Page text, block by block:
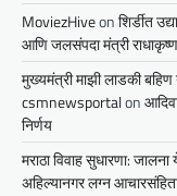
MoviezHiveonशिर्डीत
आणि जलसंपदा मंत्री
मुख्यमंत्री माझी लाडकी बहिण
csmnewsportalon
निर्णय
मराठा विवाह सुधारणा:
अहिल्यानगर लग्न